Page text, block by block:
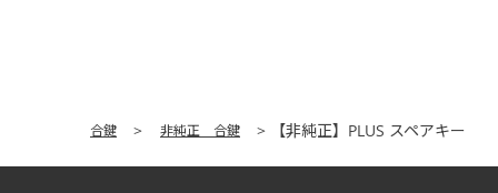
合鍵 非純正 合鍵 【非純正】PLUS スペアキー